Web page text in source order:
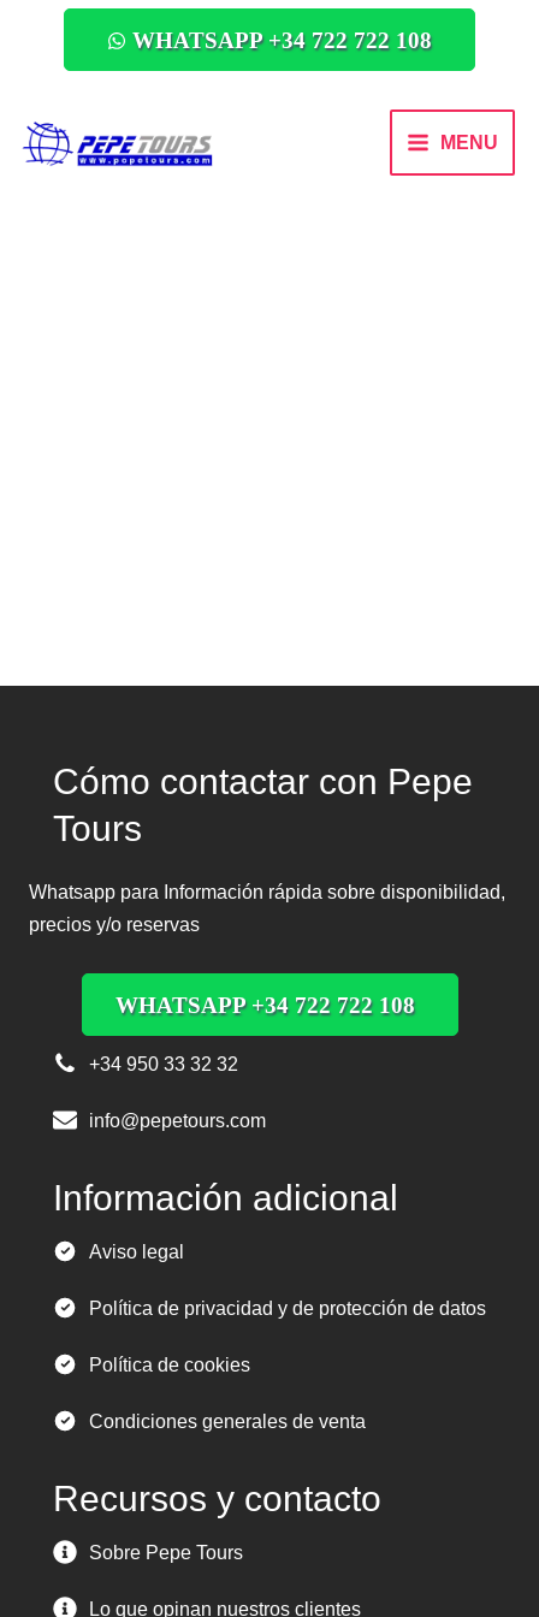
WHATSAPP +34 722 722 108
MENU
Cómo contactar con Pepe
Tours
Whatsapp para Información rápida sobre disponibilidad,
precios y/o reservas
WHATSAPP +34 722 722 108
+34 950 33 32 32
info@pepetours.com
Información adicional
Aviso legal
Política de privacidad y de protección de datos
Política de cookies
Condiciones generales de venta
Recursos y contacto
Sobre Pepe Tours
Lo que opinan nuestros clientes